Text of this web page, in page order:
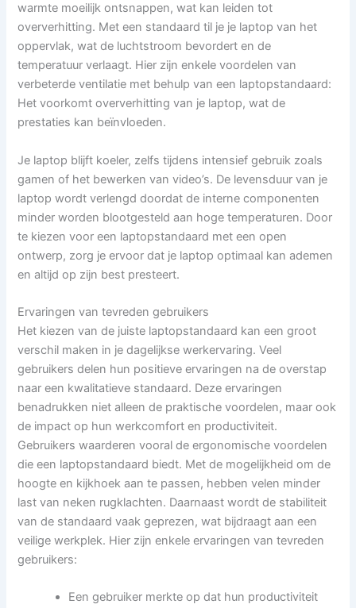
warmte moeilijk ontsnappen, wat kan leiden tot
oververhitting. Met een standaard til je je laptop van het
oppervlak, wat de luchtstroom bevordert en de
temperatuur verlaagt. Hier zijn enkele voordelen van
verbeterde ventilatie met behulp van een laptopstandaard:
Het voorkomt oververhitting van je laptop, wat de
prestaties kan beïnvloeden.
Je laptop blijft koeler, zelfs tijdens intensief gebruik zoals
gamen of het bewerken van video’s. De levensduur van je
laptop wordt verlengd doordat de interne componenten
minder worden blootgesteld aan hoge temperaturen. Door
te kiezen voor een laptopstandaard met een open
ontwerp, zorg je ervoor dat je laptop optimaal kan ademen
en altijd op zijn best presteert.
Ervaringen van tevreden gebruikers
Het kiezen van de juiste laptopstandaard kan een groot
verschil maken in je dagelijkse werkervaring. Veel
gebruikers delen hun positieve ervaringen na de overstap
naar een kwalitatieve standaard. Deze ervaringen
benadrukken niet alleen de praktische voordelen, maar ook
de impact op hun werkcomfort en productiviteit.
Gebruikers waarderen vooral de ergonomische voordelen
die een laptopstandaard biedt. Met de mogelijkheid om de
hoogte en kijkhoek aan te passen, hebben velen minder
last van neken rugklachten. Daarnaast wordt de stabiliteit
van de standaard vaak geprezen, wat bijdraagt aan een
veilige werkplek. Hier zijn enkele ervaringen van tevreden
gebruikers:
Een gebruiker merkte op dat hun productiviteit